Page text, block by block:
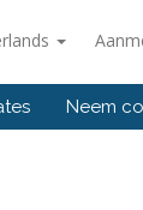
Neem